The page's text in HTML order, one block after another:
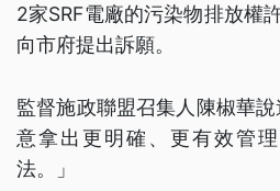
2家SRF電廠的污染物排放權
向市府提出訴願。
監督施政聯盟召集人陳椒華
意拿出更明確、更有效管
法。」